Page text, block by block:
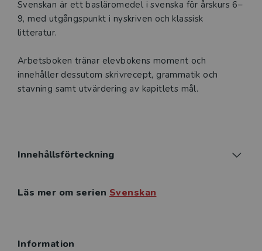
Svenskan är ett basläromedel i svenska för årskurs 6–
9, med utgångspunkt i nyskriven och klassisk
litteratur.
Arbetsboken tränar elevbokens moment och
innehåller dessutom skrivrecept, grammatik och
stavning samt utvärdering av kapitlets mål.
Innehållsförteckning
Läs mer om serien Svenskan
Information